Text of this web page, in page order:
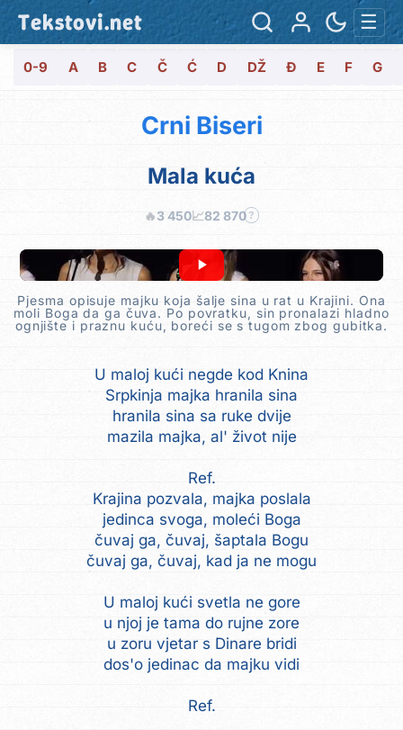
Tekstovi.net ☰
0-9 A B C Č Ć D DŽ Đ E F G
Crni Biseri
Mala kuća
🔥3 450📈82 870 ?
Pjesma opisuje majku koja šalje sina u rat u Krajini. Ona
moli Boga da ga čuva. Po povratku, sin pronalazi hladno
ognjište i praznu kuću, boreći se s tugom zbog gubitka.
U maloj kući negde kod Knina
Srpkinja majka hranila sina
hranila sina sa ruke dvije
mazila majka, al' život nije
Ref.
Krajina pozvala, majka poslala
jedinca svoga, moleći Boga
čuvaj ga, čuvaj, šaptala Bogu
čuvaj ga, čuvaj, kad ja ne mogu
U maloj kući svetla ne gore
u njoj je tama do rujne zore
u zoru vjetar s Dinare bridi
dos'o jedinac da majku vidi
Ref.